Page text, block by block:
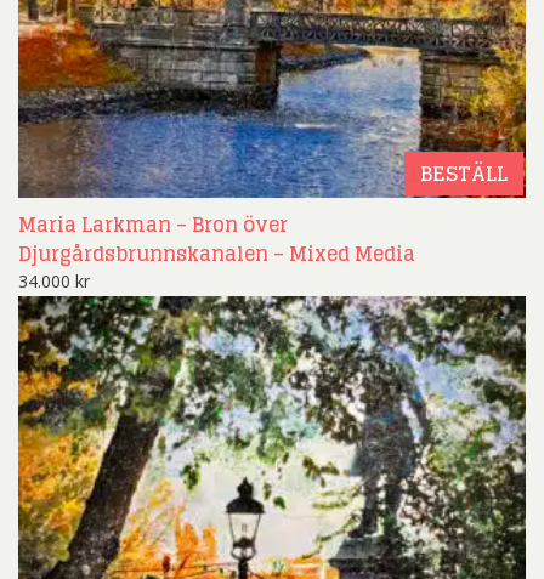
BESTÄLL
Maria Larkman – Bron över
Djurgårdsbrunnskanalen – Mixed Media
34.000 kr